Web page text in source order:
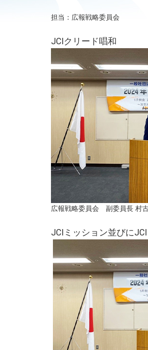
担当：広報戦略委員会
JCIクリード唱和
広報戦略委員会 副委員長 村
JCIミッション並びに